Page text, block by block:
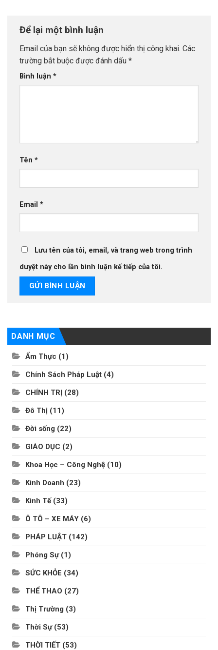
Để lại một bình luận
Email của bạn sẽ không được hiển thị công khai. Các
trường bắt buộc được đánh dấu *
Bình luận *
Tên *
Email *
Lưu tên của tôi, email, và trang web trong trình
duyệt này cho lần bình luận kế tiếp của tôi.
DANH MỤC
Ẩm Thực (1)
Chính Sách Pháp Luật (4)
CHÍNH TRỊ (28)
Đô Thị (11)
Đời sống (22)
GIÁO DỤC (2)
Khoa Học – Công Nghệ (10)
Kinh Doanh (23)
Kinh Tế(33)
Ô TÔ – XE MÁY (6)
PHÁP LUẬT (142)
Phóng Sự(1)
SỨC KHỎE (34)
THỂ THAO (27)
Thị Trường (3)
Thời Sự(53)
THỜI TIẾT (53)